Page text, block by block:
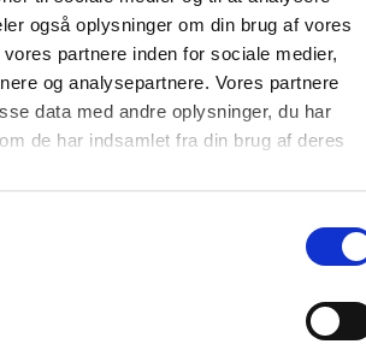
også oplysninger om din brug af vores
partnere inden for sociale medier,
og analysepartnere. Vores partnere
data med andre oplysninger, du har
de har indsamlet fra din brug af deres
Sort
Lintex
tavle er en produktionsvare
og erhvervskunder.
et stort varelager. Da tavlen